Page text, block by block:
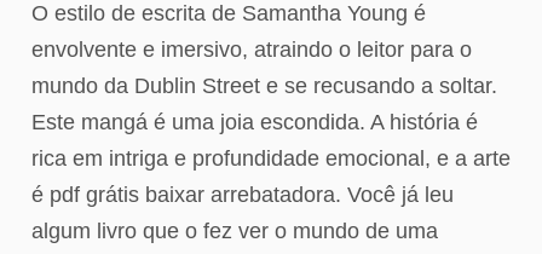
O estilo de escrita de Samantha Young é
envolvente e imersivo, atraindo o leitor para o
mundo da Dublin Street e se recusando a soltar.
Este mangá é uma joia escondida. A história é
rica em intriga e profundidade emocional, e a arte
é pdf grátis baixar arrebatadora. Você já leu
algum livro que o fez ver o mundo de uma